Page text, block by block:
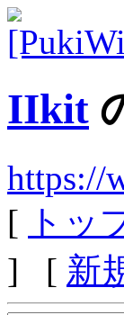
IIkit
https://
[ トッ
] [ 新